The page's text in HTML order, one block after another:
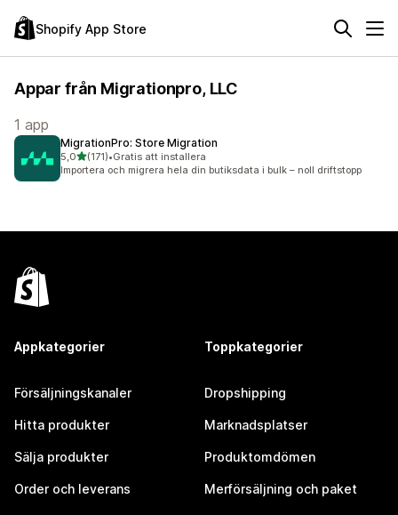
Shopify App Store
Appar från Migrationpro, LLC
1 app
MigrationPro: Store Migration
5,0av 5 stjärnor
(171)
171 recensioner totalt
•Gratis att installera
Importera och migrera hela din butiksdata i bulk – noll driftstopp
Appkategorier
Försäljningskanaler
Hitta produkter
Sälja produkter
Order och leverans
Toppkategorier
Dropshipping
Marknadsplatser
Produktomdömen
Merförsäljning och paket